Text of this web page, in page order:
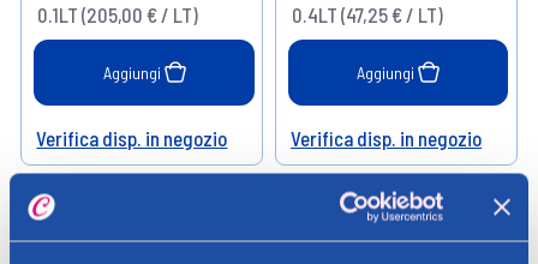
0.1LT (205,00 € / LT)
Aggiungi
Help
Verifica disp. in negozio
0.4LT (47,25 € / LT)
Aggiungi
Help
Verifica disp. in negozio